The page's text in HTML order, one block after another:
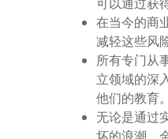
在当今的商
减轻这些风
所有专门从
立领域的深
他们的教育。
无论是通过